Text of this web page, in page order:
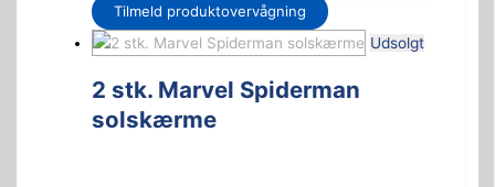
Tilmeld produktovervågning
Udsolgt
2 stk. Marvel Spiderman
solskærme